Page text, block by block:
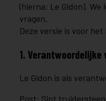
(hierna: Le Gidon).
vragen.
Deze versie is voor
1.
Le Gidon is als
Post: Sint